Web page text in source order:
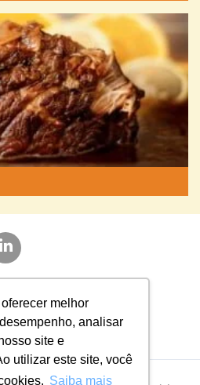
melhor
analisar
site e
utilizar este site, você
Saiba mais